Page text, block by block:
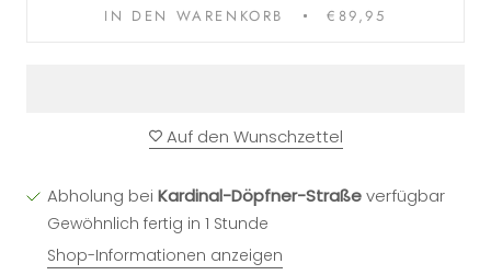
IN DEN WARENKORB €89,95
Auf den Wunschzettel
Abholung bei Kardinal-Döpfner-Straßeverfügbar
Gewöhnlich fertig in 1 Stunde
Shop-Informationen anzeigen